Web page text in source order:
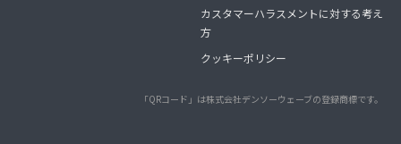
カスタマーハラスメントに対する考え
方
クッキーポリシー
「QRコード」は株式会社デンソーウェーブの登録商標です。